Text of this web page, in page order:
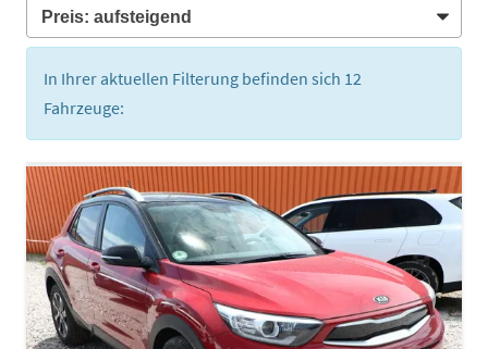
In Ihrer aktuellen Filterung befinden sich 12
Fahrzeuge: